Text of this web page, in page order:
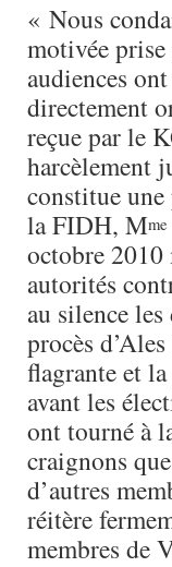
« Nous
motivée
audiences
directement
reçue par le
harcèlement
constitue
la FIDH, Mme
octobre 2010
autorités
au silence
procès
flagrante et
avant les
ont tourné à
craignons
d’autres
réitère
membres de